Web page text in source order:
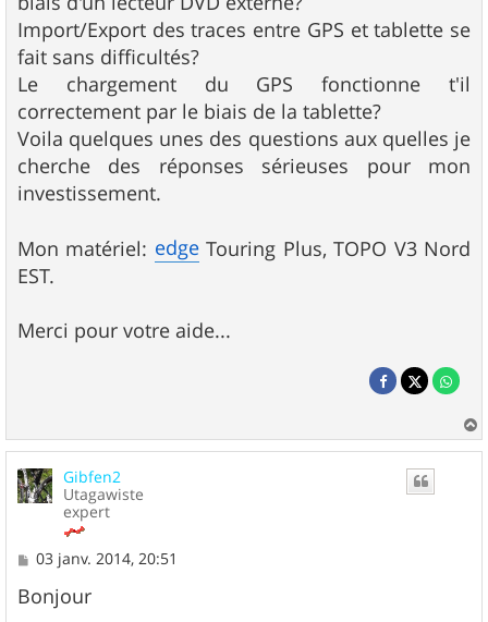
Import/Export des traces entre GPS et tablette se
fait sans difficultés?
Le chargement du GPS fonctionne t'il
correctement par le biais de la tablette?
Voila quelques unes des questions aux quelles je
cherche des réponses sérieuses pour mon
investissement.
Mon matériel: edgeTouring Plus, TOPO V3 Nord
EST.
Merci pour votre aide...
a
Gibfen2
Utagawiste
expert
M
s
s
03 janv. 2014, 20:51
Bonjour